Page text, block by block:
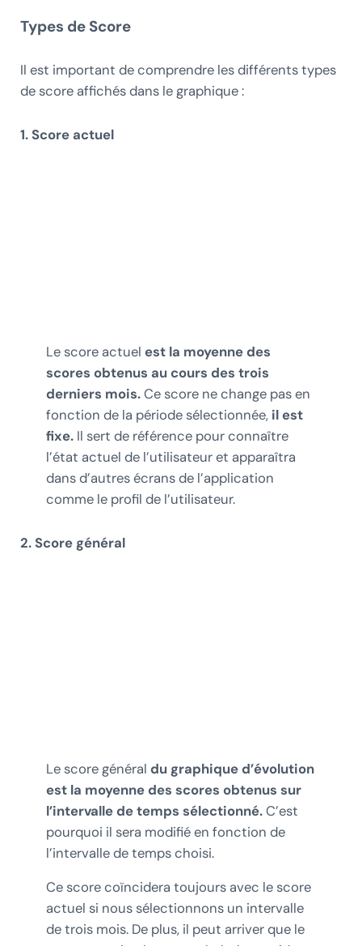
Types de Score
Il est important de comprendre les différents types
de score affichés dans le graphique :
1. Score actuel
Le score actuel est la moyenne des
scores obtenus au cours des trois
derniers mois.Ce score ne change pas en
fonction de la période sélectionnée, il est
fixe.Il sert de référence pour connaître
l’état actuel de l’utilisateur et apparaîtra
dans d’autres écrans de l’application
comme le profil de l’utilisateur.
2. Score général
Le score général du graphique d’évolution
est la moyenne des scores obtenus sur
l’intervalle de temps sélectionné.C’est
pourquoi il sera modifié en fonction de
l’intervalle de temps choisi.
Ce score coïncidera toujours avec le score
actuel si nous sélectionnons un intervalle
de trois mois. De plus, il peut arriver que le